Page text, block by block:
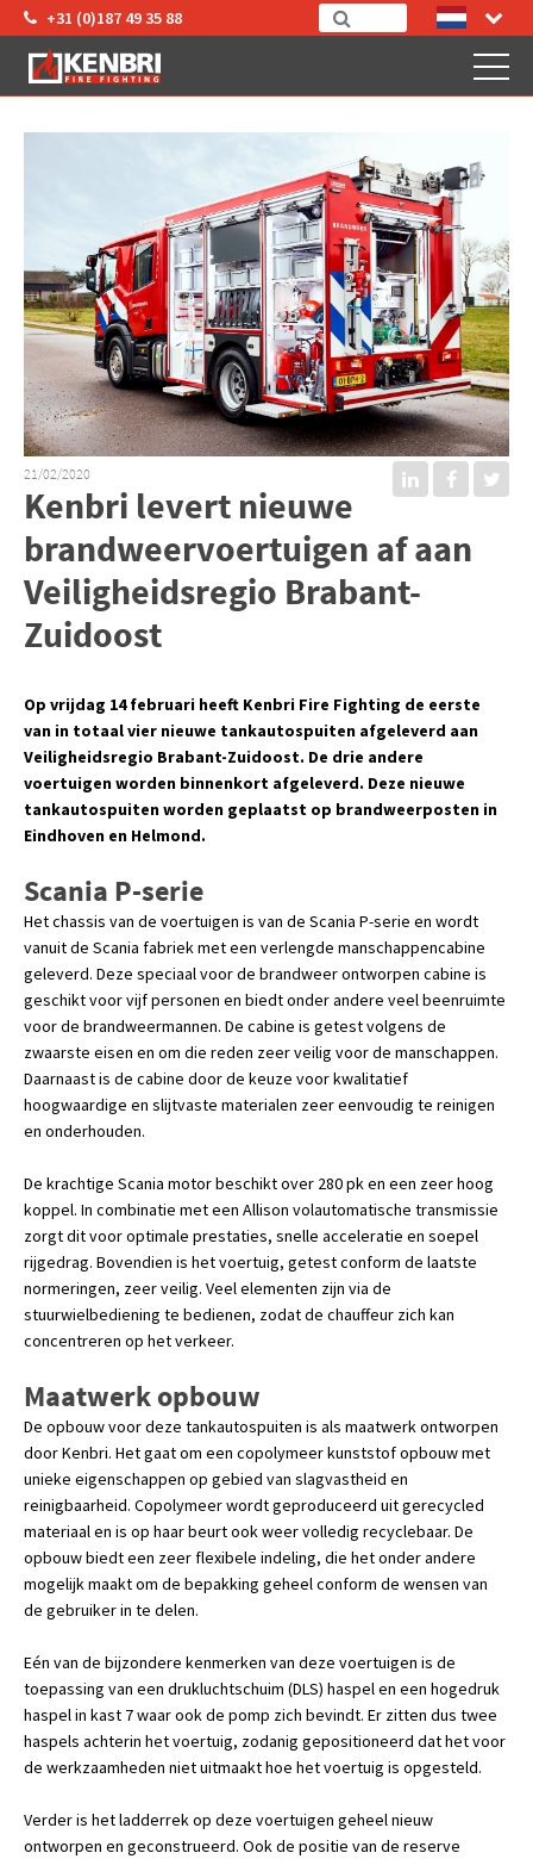
+31 (0)187 49 35 88
21/02/2020
Kenbri levert nieuwe
brandweervoertuigen af aan
Veiligheidsregio Brabant-
Zuidoost
Op vrijdag 14 februari heeft Kenbri Fire Fighting de eerste
van in totaal vier nieuwe tankautospuiten afgeleverd aan
Veiligheidsregio Brabant-Zuidoost. De drie andere
voertuigen worden binnenkort afgeleverd. Deze nieuwe
tankautospuiten worden geplaatst op brandweerposten in
Eindhoven en Helmond.
Scania P-serie
Het chassis van de voertuigen is van de Scania P-serie en wordt
vanuit de Scania fabriek met een verlengde manschappencabine
geleverd. Deze speciaal voor de brandweer ontworpen cabine is
geschikt voor vijf personen en biedt onder andere veel beenruimte
voor de brandweermannen. De cabine is getest volgens de
zwaarste eisen en om die reden zeer veilig voor de manschappen.
Daarnaast is de cabine door de keuze voor kwalitatief
hoogwaardige en slijtvaste materialen zeer eenvoudig te reinigen
en onderhouden.
De krachtige Scania motor beschikt over 280 pk en een zeer hoog
koppel. In combinatie met een Allison volautomatische transmissie
zorgt dit voor optimale prestaties, snelle acceleratie en soepel
rijgedrag. Bovendien is het voertuig, getest conform de laatste
normeringen, zeer veilig. Veel elementen zijn via de
stuurwielbediening te bedienen, zodat de chauffeur zich kan
concentreren op het verkeer.
Maatwerk opbouw
De opbouw voor deze tankautospuiten is als maatwerk ontworpen
door Kenbri. Het gaat om een copolymeer kunststof opbouw met
unieke eigenschappen op gebied van slagvastheid en
reinigbaarheid. Copolymeer wordt geproduceerd uit gerecycled
materiaal en is op haar beurt ook weer volledig recyclebaar. De
opbouw biedt een zeer flexibele indeling, die het onder andere
mogelijk maakt om de bepakking geheel conform de wensen van
de gebruiker in te delen.
Eén van de bijzondere kenmerken van deze voertuigen is de
toepassing van een drukluchtschuim (DLS) haspel en een hogedruk
haspel in kast 7 waar ook de pomp zich bevindt. Er zitten dus twee
haspels achterin het voertuig, zodanig gepositioneerd dat het voor
de werkzaamheden niet uitmaakt hoe het voertuig is opgesteld.
Verder is het ladderrek op deze voertuigen geheel nieuw
ontworpen en geconstrueerd. Ook de positie van de reserve